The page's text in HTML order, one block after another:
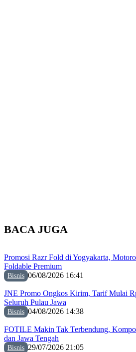
BACA JUGA
Promosi Razr Fold di Yogyakarta,
Foldable Premium
Bisnis 06/08/2026 16:41
JNE Promo Ongkos Kirim, Tarif Mulai
Seluruh Pulau Jawa
Bisnis 04/08/2026 14:38
FOTILE Makin Tak Terbendung,
dan Jawa Tengah
Bisnis 29/07/2026 21:05